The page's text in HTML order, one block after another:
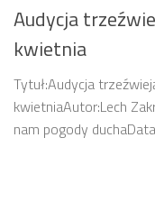
Audycja
kwietnia
Tytuł:Audycja
kwietniaAutor:Lech
nam pogody